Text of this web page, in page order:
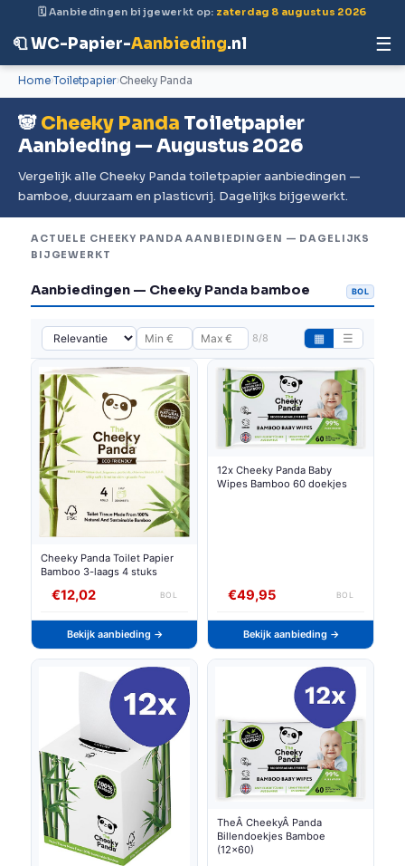
🗓 Aanbiedingen bijgewerkt op: zaterdag 8 augustus 2026
🧻 WC-Papier-Aanbieding.nl ☰
Home Toiletpapier Cheeky Panda
🐼Cheeky Panda Toiletpapier
Aanbieding — Augustus 2026
Vergelijk alle Cheeky Panda toiletpapier aanbiedingen —
bamboe, duurzaam en plasticvrij. Dagelijks bijgewerkt.
ACTUELE CHEEKY PANDA AANBIEDINGEN — DAGELIJKS
BIJGEWERKT
Aanbiedingen — Cheeky Panda bamboe BOL
8/8 ▦ ☰
Cheeky Panda Toilet Papier
Bamboo 3-laags 4 stuks
€12,02 BOL
Bekijk aanbieding →
12x Cheeky Panda Baby
Wipes Bamboo 60 doekjes
€49,95 BOL
Bekijk aanbieding →
TheÂ CheekyÂ Panda
Billendoekjes Bamboe
(12x60)